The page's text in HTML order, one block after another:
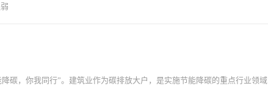
碳，你我同行”。建筑业作为碳排放大户，是实施节能降碳的重点行业领域